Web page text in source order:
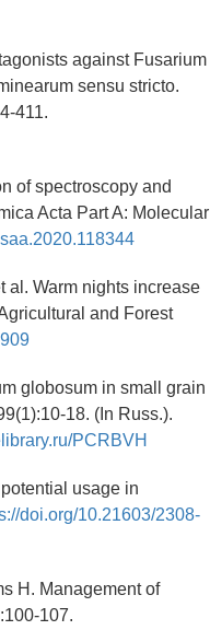
against Fusarium
sensu stricto.
411.
of spectroscopy and
Acta Part A: Molecular
al. Warm nights increase
and Forest
globosum in small grain
18. (In Russ.).
PCRBVH
usage in
doi.org/10.21603/2308-
H. Management of
107.